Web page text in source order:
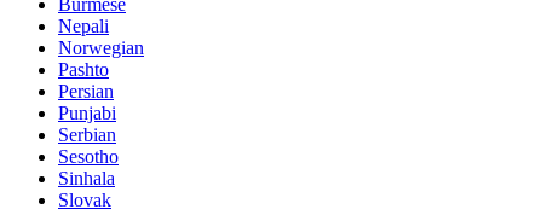
Nepali
Norwegian
Pashto
Persian
Punjabi
Serbian
Sesotho
Sinhala
Slovak